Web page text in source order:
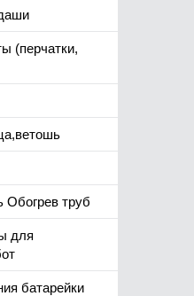
(перчатки,
Обогрев труб
для
батарейки